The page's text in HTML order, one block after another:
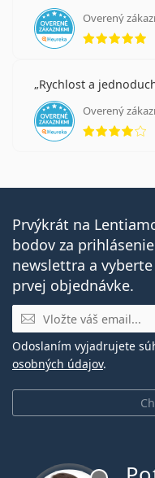
Overený
Rychlost a
Overený
Prvýkrát na
bodov za
newslettra a
prvej objednávke.
E-mail
Odoslaním vyjadrujete
osobných údajov.